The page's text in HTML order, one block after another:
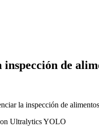
inspección de
la inspección de